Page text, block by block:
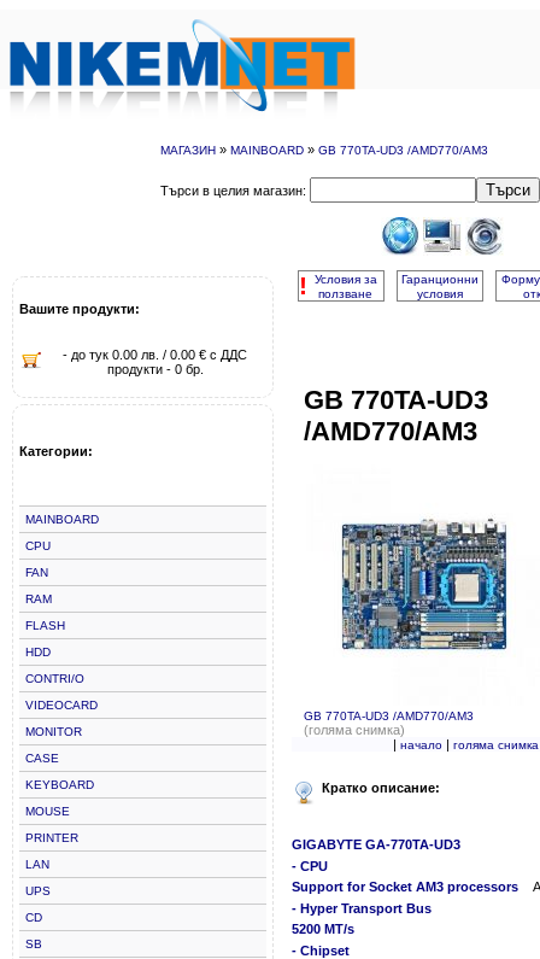
МАГАЗИН » MAINBOARD » GB 770TA-UD3 /AMD770/AM3
Търси в целия магазин: Търси
Вашите продукти:
- до тук 0.00 лв. / 0.00 € с ДДС
продукти - 0 бр.
Категории:
MAINBOARD
CPU
FAN
RAM
FLASH
HDD
CONTRI/O
VIDEOCARD
MONITOR
CASE
KEYBOARD
MOUSE
PRINTER
LAN
UPS
CD
SB
!
Условия за
ползване
Гаранционни
условия
GB 770TA-UD3
/AMD770/AM3
GB 770TA-UD3 /AMD770/AM3
(голяма снимка)
| начало| голяма снимка
Кратко описание:
GIGABYTE GA-770TA-UD3
- CPU
Support for Socket AM3 processors
- Hyper Transport Bus
5200 MT/s
- Chipset